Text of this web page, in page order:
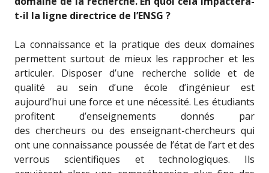
t-il la ligne directrice de l’ENSG ?
La connaissance et la pratique des deux domaines
permettent surtout de mieux les rapprocher et les
articuler. Disposer d’une recherche solide et de
qualité au sein d’une école d’ingénieur est
aujourd’hui une force et une nécessité. Les étudiants
profitent d’enseignements donnés par
des chercheurs ou des enseignant-chercheurs qui
ont une connaissance poussée de l’état de l’art et des
verrous scientifiques et technologiques. Ils